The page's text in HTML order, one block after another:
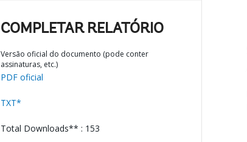
COMPLETAR RELATÓRIO
Versão oficial do documento (pode conter
assinaturas, etc.)
PDF oficial
TXT*
Total Downloads** : 153